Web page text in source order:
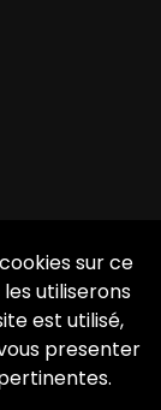
22 48 | Esur ce
utiliserons
est utilisé,
presenter